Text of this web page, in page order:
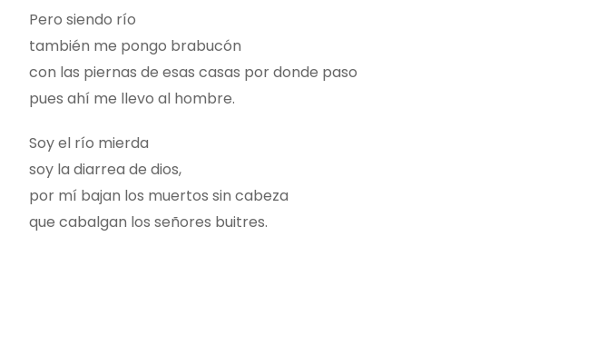
Pero siendo río
también me pongo brabucón
con las piernas de esas casas por donde paso
pues ahí me llevo al hombre.
Soy el río mierda
soy la diarrea de dios,
por mí bajan los muertos sin cabeza
que cabalgan los señores buitres.